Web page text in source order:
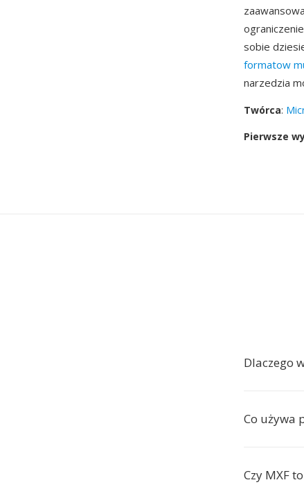
sobie
formatow
narzedzia
Twórca:
Pierwsze
Dlaczego
Co używa
Czy MXF